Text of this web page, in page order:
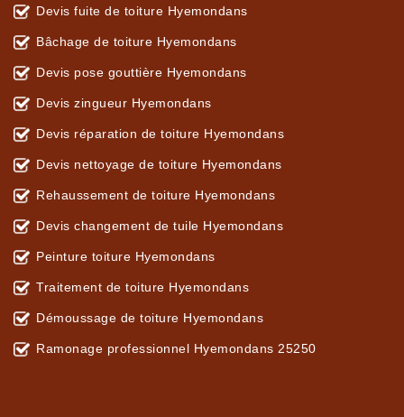
Devis fuite de toiture Hyemondans
Bâchage de toiture Hyemondans
Devis pose gouttière Hyemondans
Devis zingueur Hyemondans
Devis réparation de toiture Hyemondans
Devis nettoyage de toiture Hyemondans
Rehaussement de toiture Hyemondans
Devis changement de tuile Hyemondans
Peinture toiture Hyemondans
Traitement de toiture Hyemondans
Démoussage de toiture Hyemondans
Ramonage professionnel Hyemondans 25250